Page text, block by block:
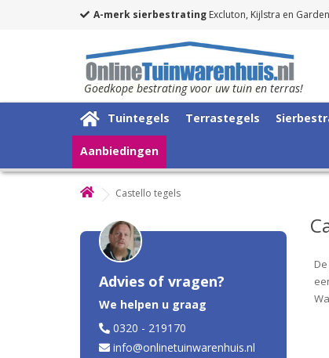
A-merk sierbestrating Excluton, Kijlstra en
Goedkope bestrating voor uw tuin en terras!
Tuintegels Terrastegels
Aanbiedingen
Castello tegels
Advies of vragen?
We helpen u graag
0320 - 219170
info@onlinetuinwarenhuis.nl